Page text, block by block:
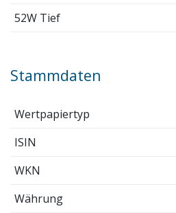
52W Tief
Stammdaten
Wertpapiertyp
ISIN
WKN
Währung